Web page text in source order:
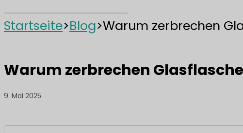
Startseite>Blog>Warum zerbrechen
Warum zerbrechen
9. Mai 2025